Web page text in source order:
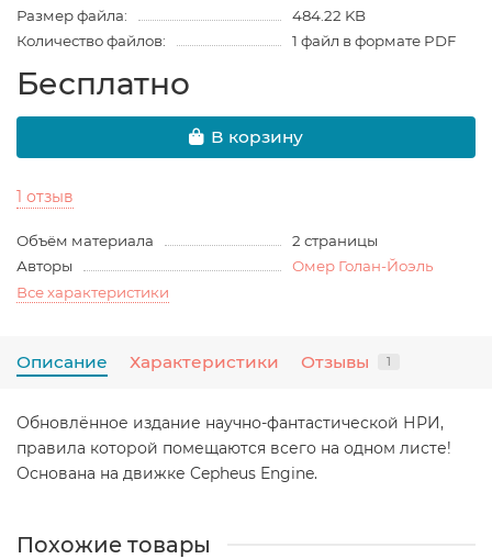
Размер файла:
484.22 KB
Количество файлов:
1 файл в формате PDF
Бесплатно
В корзину
1 отзыв
Объём материала
2 страницы
Авторы
Омер Голан-Йоэль
Все характеристики
Описание Характеристики Отзывы 1
Обновлённое издание научно-фантастической НРИ,
правила которой помещаются всего на одном листе!
Основана на движке Cepheus Engine.
Похожие товары